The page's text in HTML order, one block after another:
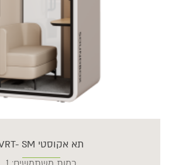
תא אקוסטי VRT- SM